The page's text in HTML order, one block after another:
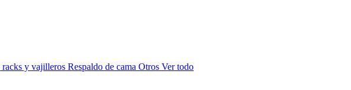
racks y vajilleros Respaldo de cama Otros Ver todo